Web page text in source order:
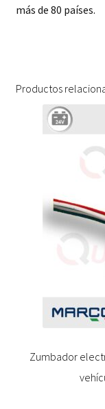
más de 80 países.
Productos
Zumbador